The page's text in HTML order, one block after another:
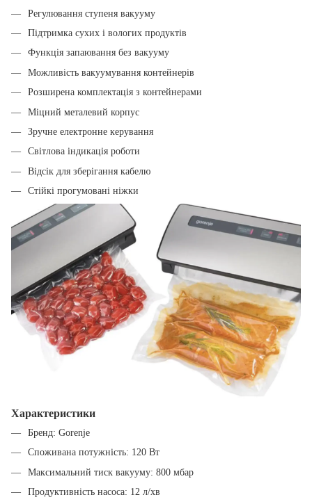
Регулювання ступеня вакууму
Підтримка сухих і вологих продуктів
Функція запаювання без вакууму
Можливість вакуумування контейнерів
Розширена комплектація з контейнерами
Міцний металевий корпус
Зручне електронне керування
Світлова індикація роботи
Відсік для зберігання кабелю
Стійкі прогумовані ніжки
Характеристики
Бренд: Gorenje
Споживана потужність: 120 Вт
Максимальний тиск вакууму: 800 мбар
Продуктивність насоса: 12 л/хв